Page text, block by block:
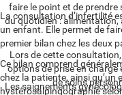
faire le point et de
du quotidien : alimentation,
Lors de cette
options de prise en charge
de soins
La consultation d’infertilité
un enfant. Elle permet de
premier bilan chez les deux
Ce bilan comprend
chez la patiente, ainsi qu’un
hystérosalpingographie
Les saignements